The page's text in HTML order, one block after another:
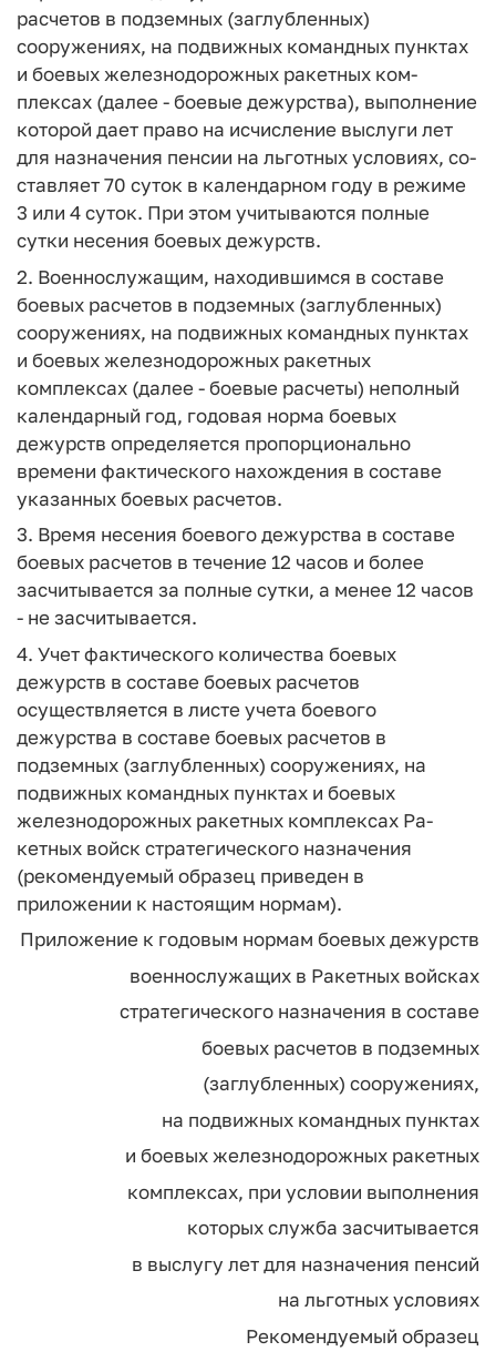
расчетов в подземных (заглубленных)
сооружениях, на под­вижных командных пунктах
и боевых железнодорожных ракетных ком­
плексах (далее - боевые дежурства), выполнение
которой дает право на исчисление выслуги лет
для назначения пенсии на льготных условиях, со­
ставляет 70 суток в календарном году в режиме
3 или 4 суток. При этом учитываются полные
сутки несения боевых дежурств.
2. Военнослужащим, находившимся в составе
боевых расчетов в подземных (заглубленных)
сооружениях, на подвижных командных пунктах
и боевых железнодорожных ракетных
комплексах (далее - боевые расчеты) неполный
календарный год, годовая норма боевых
дежурств оп­ределяется пропорционально
времени фактического нахождения в составе
указанных боевых расчетов.
3. Время несения боевого дежурства в составе
боевых расчетов в те­чение 12 часов и более
засчитывается за полные сутки, а менее 12 часов
- не засчитывается.
4. Учет фактического количества боевых
дежурств в составе боевых расчетов
осуществляется в листе учета боевого
дежурства в составе бое­вых расчетов в
подземных (заглубленных) сооружениях, на
подвижных командных пунктах и боевых
железнодорожных ракетных комплексах Ра­
кетных войск стратегического назначения
(рекомендуемый образец приве­ден в
приложении к настоящим нормам).
Приложение к годовым нормам боевых дежурств
военнослужащих в Ракетных войсках
стратегического назначения в составе
боевых расчетов в подземных
(заглубленных) сооружениях,
на подвижных командных пунктах
и боевых железнодорожных ракетных
комплексах, при условии выполнения
которых служба засчитывается
в выслугу лет для назначения пенсий
на льготных условиях
Рекомендуемый образец